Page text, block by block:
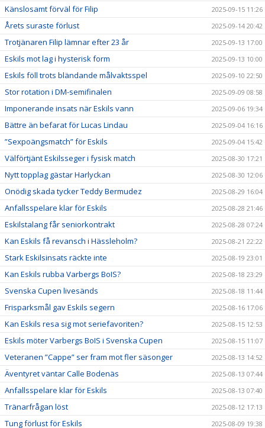
Känslosamt förväl för Filip 2025-09-15 11:26
Årets suraste förlust 2025-09-14 20:42
Trotjänaren Filip lämnar efter 23 år 2025-09-13 17:00
Eskils mot lag i hysterisk form 2025-09-13 10:00
Eskils föll trots bländande målvaktsspel 2025-09-10 22:50
Stor rotation i DM-semifinalen 2025-09-09 08:58
Imponerande insats när Eskils vann 2025-09-06 19:34
Bättre än befarat för Lucas Lindau 2025-09-04 16:16
”Sexpoängsmatch” för Eskils 2025-09-04 15:42
Välförtjänt Eskilsseger i fysisk match 2025-08-30 17:21
Nytt topplag gästar Harlyckan 2025-08-30 12:06
Onödig skada tycker Teddy Bermudez 2025-08-29 16:04
Anfallsspelare klar för Eskils 2025-08-28 21:46
Eskilstalang får seniorkontrakt 2025-08-28 07:24
Kan Eskils få revansch i Hässleholm? 2025-08-21 22:22
Stark Eskilsinsats räckte inte 2025-08-19 23:01
Kan Eskils rubba Varbergs BoIS? 2025-08-18 23:29
Svenska Cupen livesänds 2025-08-18 11:44
Frisparksmål gav Eskils segern 2025-08-16 17:06
Kan Eskils resa sig mot seriefavoriten? 2025-08-15 12:53
Eskils möter Varbergs BoIS i Svenska Cupen 2025-08-15 11:07
Veteranen ”Cappe” ser fram mot fler säsonger 2025-08-13 14:52
Äventyret väntar Calle Bodenäs 2025-08-13 07:44
Anfallsspelare klar för Eskils 2025-08-13 07:40
Tränarfrågan löst 2025-08-12 17:13
Tung förlust för Eskils 2025-08-09 19:38